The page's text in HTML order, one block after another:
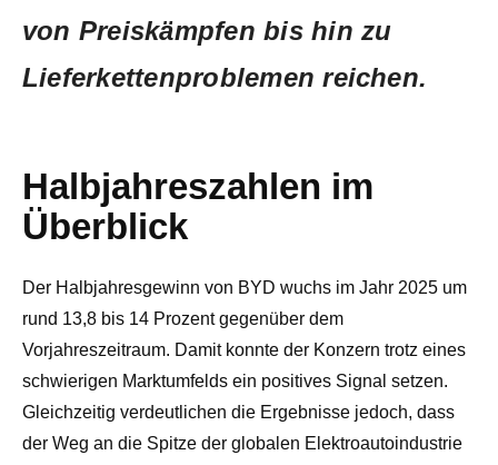
von Preiskämpfen bis hin zu
Lieferkettenproblemen reichen.
Halbjahreszahlen im
Überblick
Der Halbjahresgewinn von BYD wuchs im Jahr 2025 um
rund 13,8 bis 14 Prozent gegenüber dem
Vorjahreszeitraum. Damit konnte der Konzern trotz eines
schwierigen Marktumfelds ein positives Signal setzen.
Gleichzeitig verdeutlichen die Ergebnisse jedoch, dass
der Weg an die Spitze der globalen Elektroautoindustrie